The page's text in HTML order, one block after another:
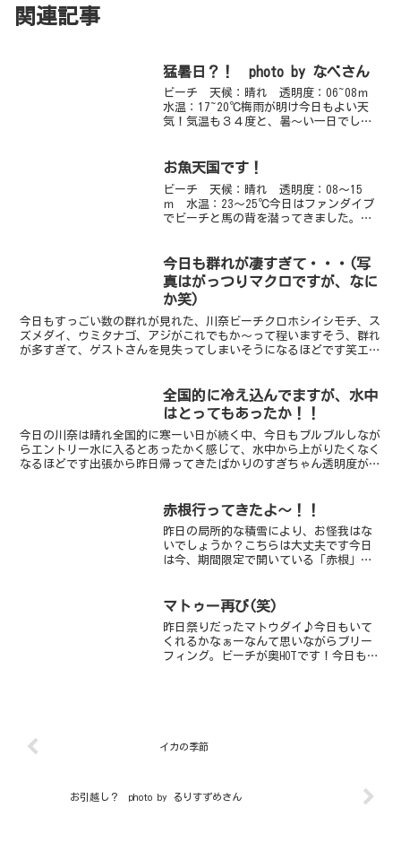
関連記事
猛暑日？！ photo by なべさん
ビーチ 天候：晴れ 透明度：06~08ｍ
水温：17~20℃梅雨が明け今日もよい天
気！気温も３４度と、暑～い一日でし
はトビエイはゲットならずでしたが、大
お魚天国です！
ビーチ 天候：晴れ 透明度：08～15
ｍ 水温：23～25℃今日はファンダイブ
でビーチと馬の背を潜ってきました。ビ
高です。魚の群れもものすごいです。今
日はいつもの群れに...
今日も群れが凄すぎて・・・(写
真はがっつりマクロですが、なに
か笑)
今日もすっごい数の群れが見れた、川奈ビーチクロホシイシモチ、ス
ズメダイ、ウミタナゴ、アジがこれでもか～って程いますそう、群れ
が多すぎて、ゲストさんを見失ってしまいそうになるほどです笑エン
全国的に冷え込んでますが、水中
はとってもあったか！！
今日の川奈は晴れ全国的に寒ーい日が続く中、今日もブルブルしなが
らエントリー水に入るとあったかく感じて、水中から上がりたくなく
なるほどです出張から昨日帰ってきたばかりのすぎちゃん透明度が
赤根行ってきたよ～！！
昨日の局所的な積雪により、お怪我はな
いでしょうか？こちらは大丈夫です今日
は今、期間限定で開いている「赤根」に
ー、気持ちよかったですワイドにぴった
りな海なのに、僕らはがっつ...
マトゥー再び(笑)
昨日祭りだったマトウダイ♪今日もいて
くれるかなぁーなんて思いながらブリー
フィング。ビーチが奥HOTです！今日も３
イカの季節
お引越し？ photo by るりすずめさん